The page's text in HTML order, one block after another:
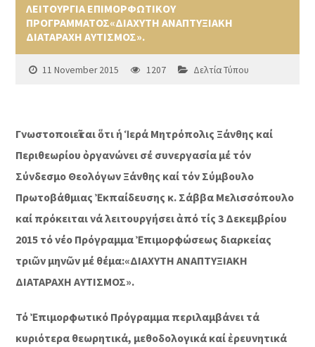
ΛΕΙΤΟΥΡΓΙΑ ΕΠΙΜΟΡΦΩΤΙΚΟΥ
ΠΡΟΓΡΑΜΜΑΤΟΣ«ΔΙΑΧΥΤΗ ΑΝΑΠΤΥΞΙΑΚΗ
ΔΙΑΤΑΡΑΧΗ ΑΥΤΙΣΜΟΣ».
11 November 2015 1207 Δελτία Τύπου
Γνωστοποιεῖται ὅτι ἡ Ἱερά Μητρόπολις Ξάνθης καί
Περιθεωρίου ὀργανώνει σέ συνεργασία μέ τόν
Σύνδεσμο Θεολόγων Ξάνθης καί τόν Σύμβουλο
Πρωτοβάθμιας Ἐκπαίδευσης κ. Σάββα Μελισσόπουλο
καί πρόκειται νά λειτουργήσει ἀπό τίς 3 Δεκεμβρίου
2015 τό νέο Πρόγραμμα Ἐπιμορφώσεως διαρκείας
τριῶν μηνῶν μέ θέμα:«ΔΙΑΧΥΤΗ ΑΝΑΠΤΥΞΙΑΚΗ
ΔΙΑΤΑΡΑΧΗ ΑΥΤΙΣΜΟΣ».
Τό Ἐπιμορφωτικό Πρόγραμμα περιλαμβάνει τά
κυριότερα θεωρητικά, μεθοδολογικά καί ἐρευνητικά